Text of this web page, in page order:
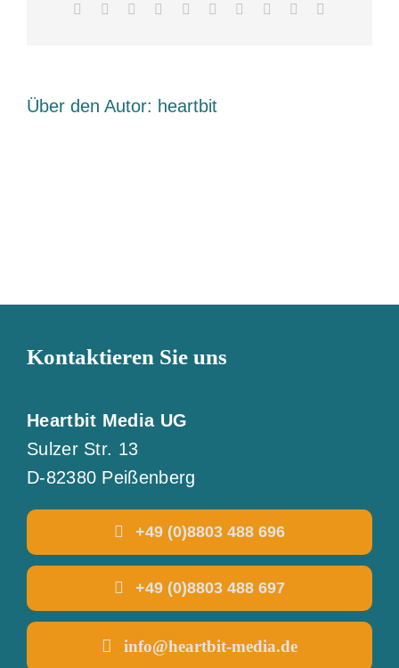
Facebook Reddit LinkedInWhatsApp
TumblrPinterest Xing
Über den Autor: heartbit
Kontaktieren Sie uns
Heartbit Media UG
Sulzer Str. 13
D-82380 Peißenberg
+49 (0)8803 488 696
+49 (0)8803 488 697
info@heartbit-media.de